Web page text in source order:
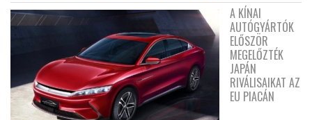
A KÍNAI
AUTÓGYÁRTÓK
ELŐSZÖR
MEGELŐZTÉK
JAPÁN
RIVÁLISAIKAT AZ
EU PIACÁN